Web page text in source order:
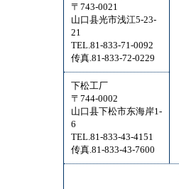
〒743-0021
山口县光市浅江5-23-
21
TEL.81-833-71-0092
传真.81-833-72-0229
下松工厂
〒744-0002
山口县下松市东海岸1-
6
TEL.81-833-43-4151
传真.81-833-43-7600